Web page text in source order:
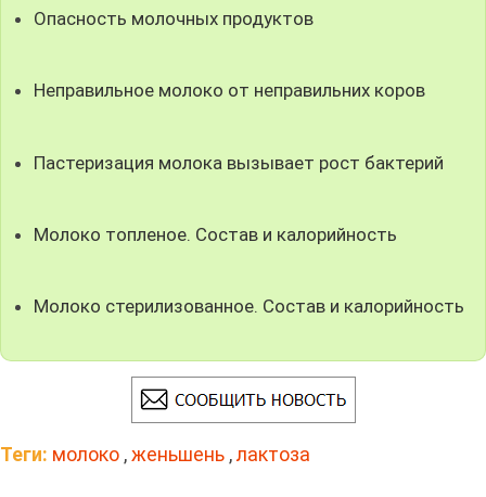
Опасность молочных продуктов
Неправильное молоко от неправильних коров
Пастеризация молока вызывает рост бактерий
Молоко топленое. Состав и калорийность
Молоко стерилизованное. Состав и калорийность
Теги: молоко ,женьшень ,лактоза